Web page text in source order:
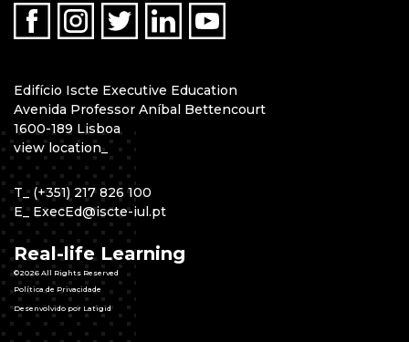
Edifício Iscte Executive Education
Avenida Professor Aníbal Bettencourt
1600-189 Lisboa
view location_
T _ (+351) 217 826 100
E _ ExecEd@iscte-iul.pt
Real-life Learning
©2026 All Rights Reserved
Política de Privacidade
Desenvolvido por Latigid